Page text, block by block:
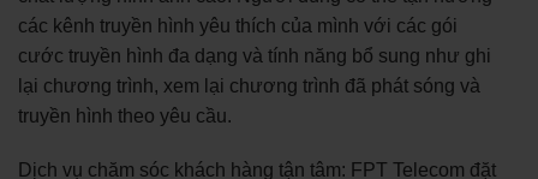
các kênh truyền hình yêu thích của mình với các gói
cước truyền hình đa dạng và tính năng bổ sung như ghi
lại chương trình, xem lại chương trình đã phát sóng và
truyền hình theo yêu cầu.
Dịch vụ chăm sóc khách hàng tận tâm: FPT Telecom đặt